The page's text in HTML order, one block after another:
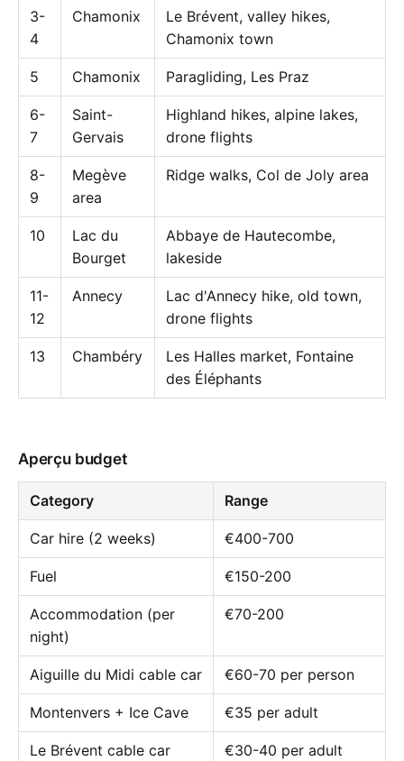
3-
4
Chamonix
Le Brévent, valley hikes,
Chamonix town
5 Chamonix Paragliding, Les Praz
6-
7
Saint-
Gervais
Highland hikes, alpine lakes,
drone flights
8-
9
Megève
area
Ridge walks, Col de Joly area
10
Lac du
Bourget
Abbaye de Hautecombe,
lakeside
11-
12
Annecy
Lac d'Annecy hike, old town,
drone flights
13 Chambéry
Les Halles market, Fontaine
des Éléphants
Aperçu budget
Category Range
Car hire (2 weeks) €400-700
Fuel €150-200
Accommodation (per
night)
€70-200
Aiguille du Midi cable car €60-70 per person
Montenvers + Ice Cave €35 per adult
Le Brévent cable car €30-40 per adult